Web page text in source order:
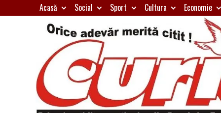
to
Acasă Social Sport Cultura Economie